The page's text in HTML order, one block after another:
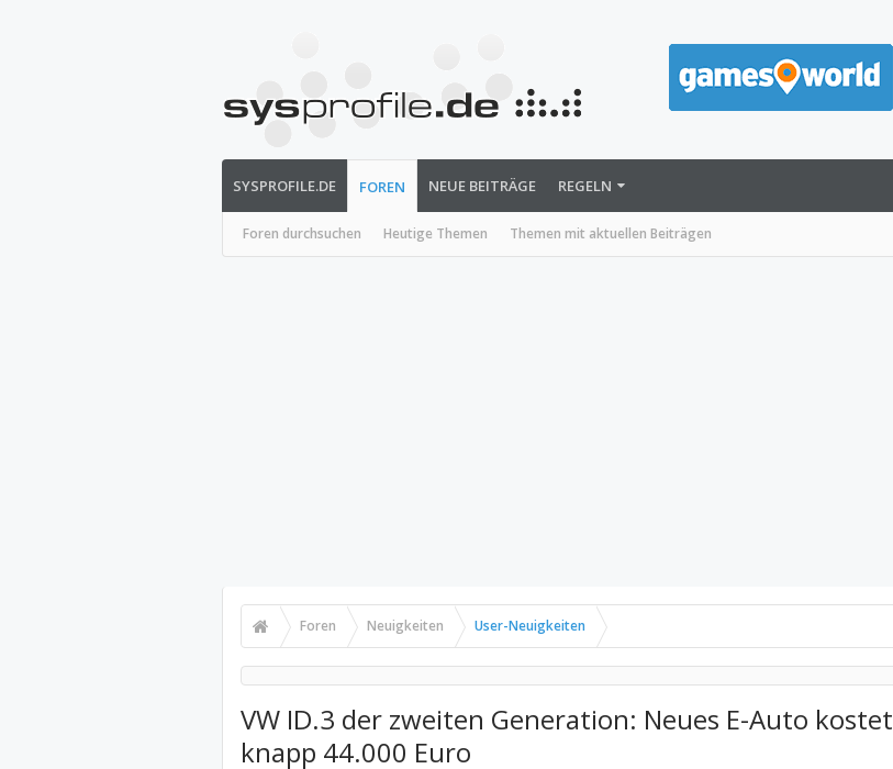
SYSPROFILE.DE FOREN
Foren durchsuchen Heutige Themen Themen mit aktuellen Beiträgen
NEUE BEITRÄGE REGELN
Foren Neuigkeiten User-Neuigkeiten
VW ID.3 der zweiten Generation: Neues E-Auto kostet
knapp 44.000 Euro